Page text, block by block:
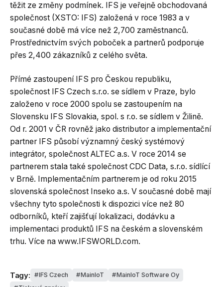
těžit ze změny podmínek. IFS je veřejně obchodovaná
společnost (XSTO: IFS) založená v roce 1983 a v
současné době má více než 2,700 zaměstnanců.
Prostřednictvím svých poboček a partnerů podporuje
přes 2,400 zákazníků z celého světa.
Přímé zastoupení IFS pro Českou republiku,
společnost IFS Czech s.r.o. se sídlem v Praze, bylo
založeno v roce 2000 spolu se zastoupením na
Slovensku IFS Slovakia, spol. s r.o. se sídlem v Žilině.
Od r. 2001 v ČR rovněž jako distributor a implementační
partner IFS působí významný český systémový
integrátor, společnost ALTEC a.s. V roce 2014 se
partnerem stala také společnost CDC Data, s.r.o. sídlící
v Brně. Implementačním partnerem je od roku 2015
slovenská společnost Inseko a.s. V současné době mají
všechny tyto společnosti k dispozici více než 80
odborníků, kteří zajišťují lokalizaci, dodávku a
implementaci produktů IFS na českém a slovenském
trhu. Více na www.IFSWORLD.com.
Tagy: IFS Czech MainIoT
MainIoT Software Oy